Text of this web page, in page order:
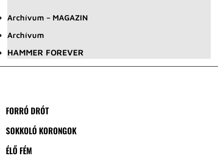
Archívum – MAGAZIN
Archívum
HAMMER FOREVER
FORRÓ DRÓT
SOKKOLÓ KORONGOK
ÉLŐ FÉM